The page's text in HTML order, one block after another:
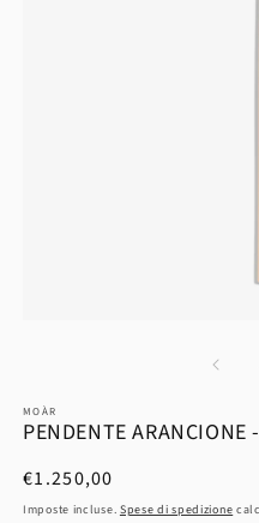
MOÀR
PENDENTE ARANCIONE
Prezzo
di
€1.250,00
Imposte incluse. Spese di spedizione